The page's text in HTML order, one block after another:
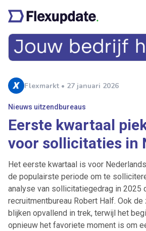
Flexmarkt • 27 januari 2026
Nieuws uitzendbureaus
Eerste kwartaal
voor sollicitaties in
Het eerste kwartaal is voor
de populairste periode om te
analyse van sollicitatiegedrag in 2025
recruitmentbureau Robert Half. Ook de
blijken opvallend in trek, terwijl het
opnieuw het favoriete moment is om